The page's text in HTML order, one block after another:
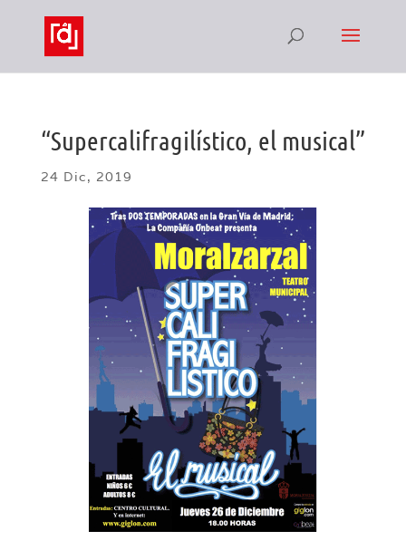
“Supercalifragilístico, el musical”
24 Dic, 2019